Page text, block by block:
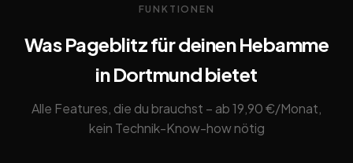
FUNKTIONEN
Was Pageblitz für deinen Hebamme
in Dortmund bietet
Alle Features, die du brauchst – ab 19,90 €/Monat,
kein Technik-Know-how nötig